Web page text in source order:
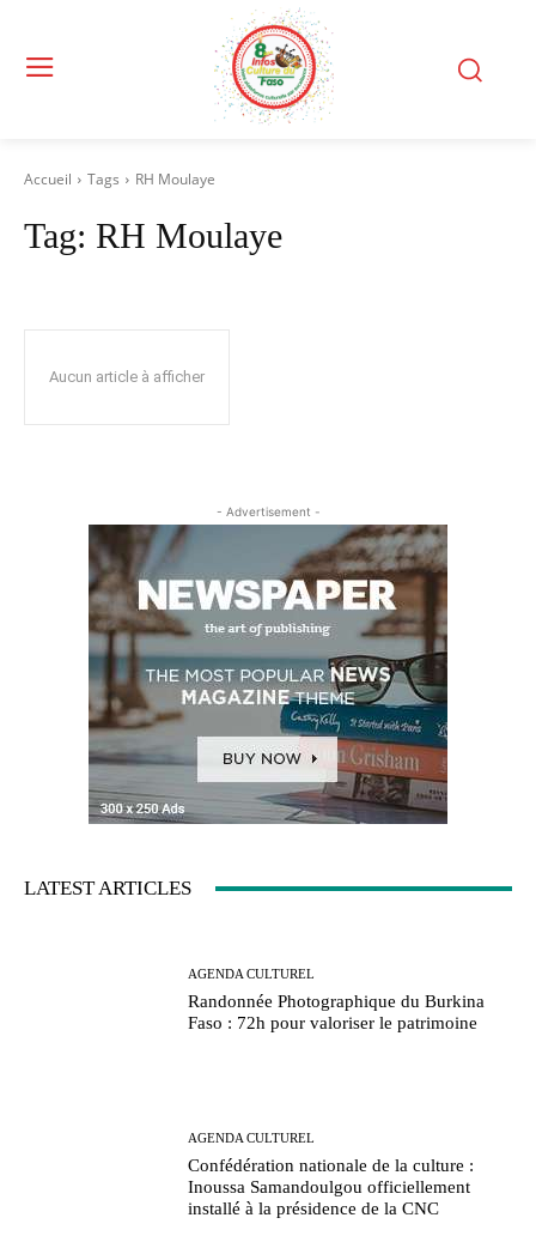
Accueil Tags RH Moulaye
Tag: RH Moulaye
Aucun article à afficher
- Advertisement -
LATEST ARTICLES
AGENDA CULTUREL
Randonnée Photographique du Burkina
Faso : 72h pour valoriser le patrimoine
AGENDA CULTUREL
Confédération nationale de la culture :
Inoussa Samandoulgou officiellement
installé à la présidence de la CNC